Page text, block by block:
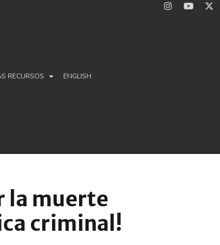
RECURSOS ENGLISH
la muerte
criminal!